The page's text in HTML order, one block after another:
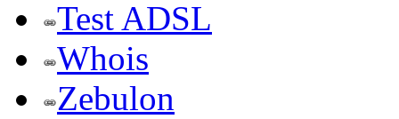
Test ADSL
Whois
Zebulon